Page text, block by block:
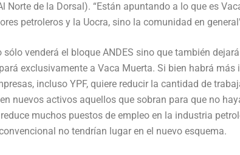
Norte de la Dorsal). “Están apuntando a lo que es
petroleros y la Uocra, sino la comunidad en
sólo venderá el bloque ANDES sino que también
exclusivamente a Vaca Muerta. Si bien habrá
incluso YPF, quiere reducir la cantidad de
nuevos activos aquellos que sobran para que no
muchos puestos de empleo en la industria
no tendrían lugar en el nuevo esquema.